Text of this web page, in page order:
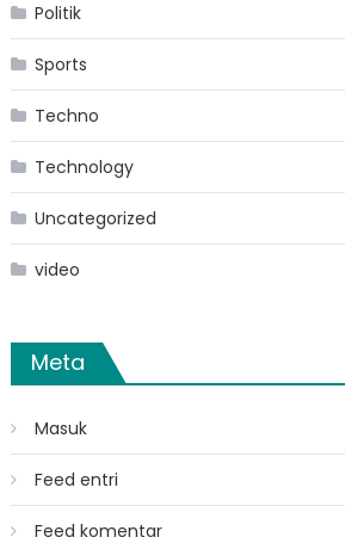
Politik
Sports
Techno
Technology
Uncategorized
video
Meta
Masuk
Feed entri
Feed komentar